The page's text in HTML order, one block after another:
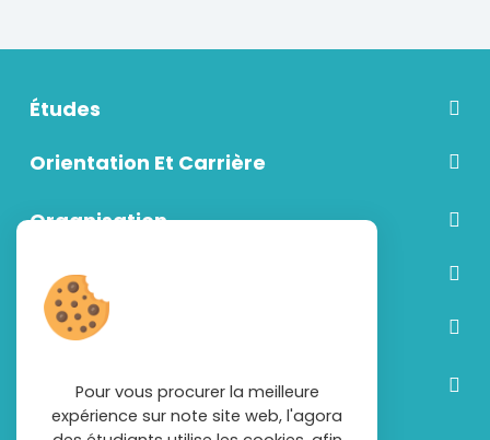
Études
Orientation Et Carrière
Organisation
Communication
Vie étudiante
Découvrir plus
Pour vous procurer la meilleure
expérience sur note site web, l'agora